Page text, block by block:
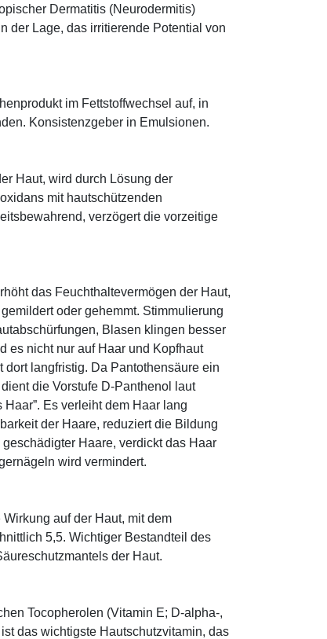
Dermatitis (Neurodermitis)
der Lage, das irritierende Potential von
im Fettstoffwechsel auf, in
Konsistenzgeber in Emulsionen.
Haut, wird durch Lösung der
mit hautschützenden
verzögert die vorzeitige
das Feuchthaltevermögen der Haut,
oder gehemmt. Stimmulierung
Blasen klingen besser
es nicht nur auf Haar und Kopfhaut
langfristig. Da Pantothensäure ein
die Vorstufe D-Panthenol laut
Es verleiht dem Haar lang
der Haare, reduziert die Bildung
Haare, verdickt das Haar
wird vermindert.
auf der Haut, mit dem
5,5. Wichtiger Bestandteil des
der Haut.
Tocopherolen (Vitamin E; D-alpha-,
das wichtigste Hautschutzvitamin, das